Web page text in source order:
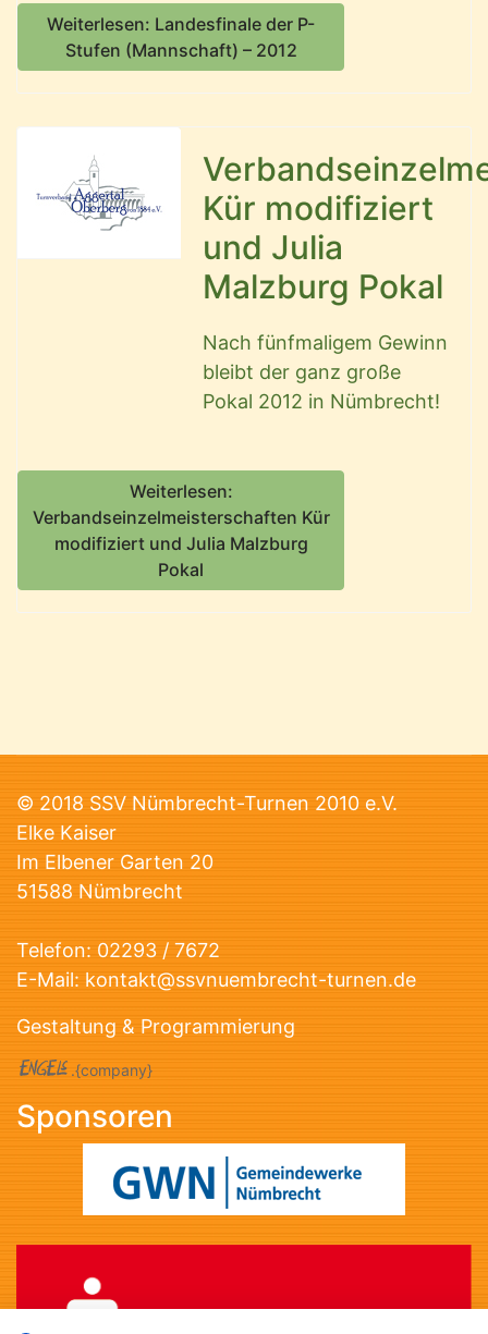
Weiterlesen: Landesfinale der P-
Stufen (Mannschaft) – 2012
Kür modifiziert
und Julia
Malzburg Pokal
Nach fünfmaligem Gewinn
bleibt der ganz große
Pokal 2012 in Nümbrecht!
Weiterlesen:
Verbandseinzelmeisterschaften Kür
modifiziert und Julia Malzburg
Pokal
© 2018 SSV Nümbrecht-Turnen 2010 e.V.
Elke Kaiser
Im Elbener Garten 20
51588 Nümbrecht
Telefon: 02293 / 7672
E-Mail: kontakt@ssvnuembrecht-turnen.de
Gestaltung & Programmierung
.{company}
Sponsoren